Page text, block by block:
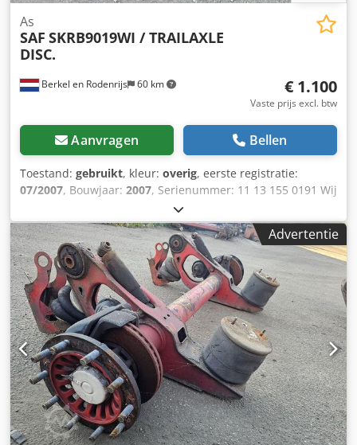
Berkel en Rodenrijs 60 km
As
SAF SKRB9019WI / TRAILAXLE
DISC.
€ 1.100
Vaste prijs excl. btw
Aanvragen Bellen
Toestand: gebruikt, kleur: overig, eerste registratie:
07/2007, Bouwjaar: 2007, Serienummer: 11 13 155 0191 Wij
hebben meer dan 100 assen op voorraad. Csdpfozqynmjx
Ak Ujha Neem contact met ons op als u niet kunt vinden
wat u zoekt.
Advertentie